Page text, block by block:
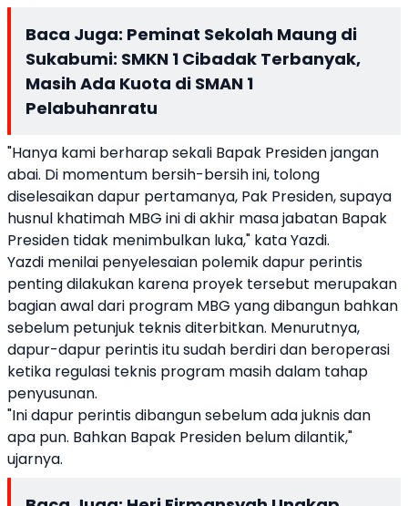
Baca Juga: Peminat Sekolah Maung di
Sukabumi: SMKN 1 Cibadak Terbanyak,
Masih Ada Kuota di SMAN 1
Pelabuhanratu
"Hanya kami berharap sekali Bapak Presiden jangan
abai. Di momentum bersih-bersih ini, tolong
diselesaikan dapur pertamanya, Pak Presiden, supaya
husnul khatimah MBG ini di akhir masa jabatan Bapak
Presiden tidak menimbulkan luka," kata Yazdi.
Yazdi menilai penyelesaian polemik dapur perintis
penting dilakukan karena proyek tersebut merupakan
bagian awal dari program MBG yang dibangun bahkan
sebelum petunjuk teknis diterbitkan. Menurutnya,
dapur-dapur perintis itu sudah berdiri dan beroperasi
ketika regulasi teknis program masih dalam tahap
penyusunan.
"Ini dapur perintis dibangun sebelum ada juknis dan
apa pun. Bahkan Bapak Presiden belum dilantik,"
ujarnya.